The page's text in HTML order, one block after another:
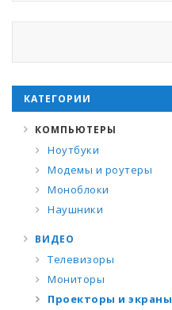
КАТЕГОРИИ
КОМПЬЮТЕРЫ
Ноутбуки
Модемы и роутеры
Моноблоки
Наушники
ВИДЕО
Телевизоры
Мониторы
Проекторы и экраны